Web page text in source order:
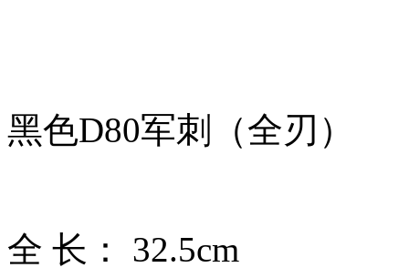
黑色D80军刺（全刃）
全 长： 32.5cm